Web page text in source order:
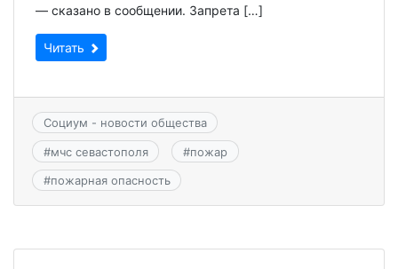
— сказано в сообщении. Запрета […]
Читать
Социум - новости общества
#мчс севастополя #пожар
#пожарная опасность